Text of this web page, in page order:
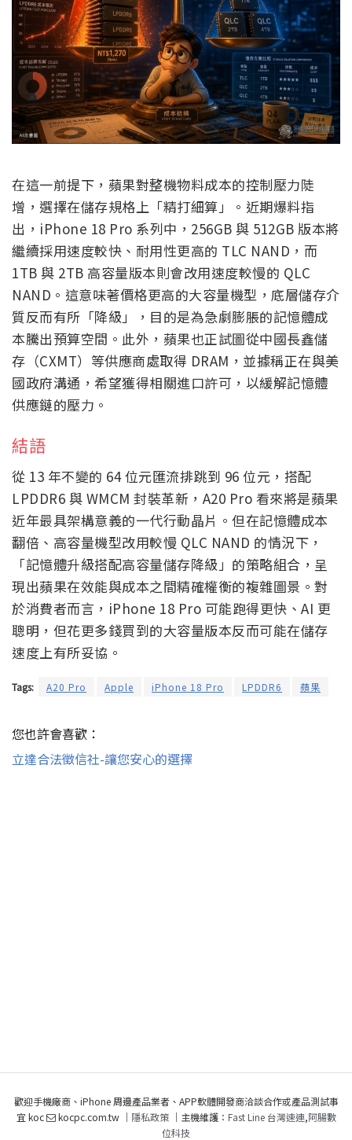
估算基於 12GB LPDDR5X 配置，如果蘋果最終採用成
本更高的 LPDDR6，記憶體相關費用還會繼續上行。
在這一前提下，蘋果對整機物料成本的控制壓力陡
增，選擇在儲存規格上「精打細算」。近期爆料指
出，iPhone 18 Pro 系列中，256GB 與 512GB 版本將
繼續採用速度較快、耐用性更高的 TLC NAND，而
1TB 與 2TB 高容量版本則會改用速度較慢的 QLC
NAND。這意味著價格更高的大容量機型，底層儲存介
質反而有所「降級」，目的是為急劇膨脹的記憶體成
存（CXMT）等供應商處取得 DRAM，並據稱正在與美
國政府溝通，希望獲得相關進口許可，以緩解記憶體
供應鏈的壓力。
結語
從 13 年不變的 64 位元匯流排跳到 96 位元，搭配
LPDDR6 與 WMCM 封裝革新，A20 Pro 看來將是蘋果
近年最具架構意義的一代行動晶片。但在記憶體成本
翻倍、高容量機型改用較慢 QLC NAND 的情況下，
「記憶體升級搭配高容量儲存降級」的策略組合，呈
於消費者而言，iPhone 18 Pro 可能跑得更快、AI 更
聰明，但花更多錢買到的大容量版本反而可能在儲存